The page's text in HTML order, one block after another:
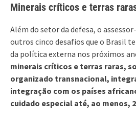
Minerais críticos e terras
Além do setor da defesa, o
outros cinco desafios que o Brasil
da política externa nos próximos
minerais críticos e terras raras,
organizado transnacional,
integração com os países
cuidado especial até, ao menos,